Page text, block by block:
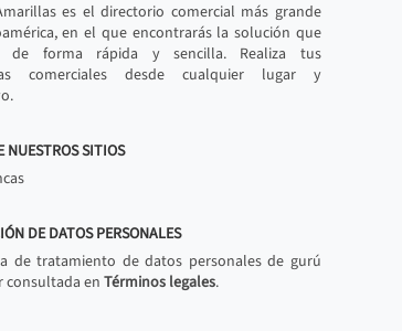
es el directorio comercial más grande
en el que encontrarás la solución que
de forma rápida y sencilla. Realiza tus
comerciales desde cualquier lugar y
NUESTROS SITIOS
DE DATOS PERSONALES
de tratamiento de datos personales de gurú
consultada en Términos legales.